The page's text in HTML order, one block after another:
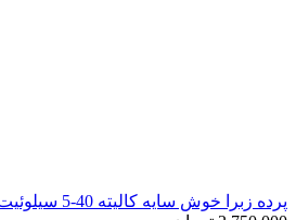
سایه کالیته 40-5 سیلوئیت چاپی